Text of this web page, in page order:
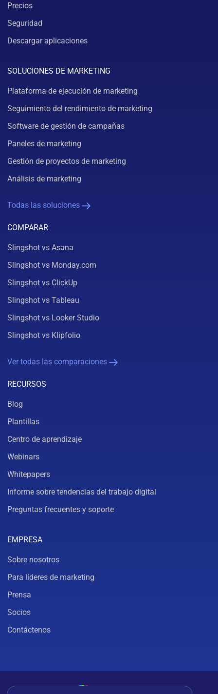
Precios
Seguridad
Descargar aplicaciones
SOLUCIONES DE MARKETING
Plataforma de ejecución de marketing
Seguimiento del rendimiento de marketing
Software de gestión de campañas
Paneles de marketing
Gestión de proyectos de marketing
Análisis de marketing
Todas las soluciones
COMPARAR
Slingshot vs Asana
Slingshot vs Monday.com
Slingshot vs ClickUp
Slingshot vs Tableau
Slingshot vs Looker Studio
Slingshot vs Klipfolio
Ver todas las comparaciones
RECURSOS
Blog
Plantillas
Centro de aprendizaje
Webinars
Whitepapers
Informe sobre tendencias del trabajo digital
Preguntas frecuentes y soporte
EMPRESA
Sobre nosotros
Para líderes de marketing
Prensa
Socios
Contáctenos